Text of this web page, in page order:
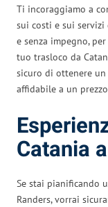
Ti incoraggiamo a
sui costi e sui
e senza impegno,
tuo trasloco da
sicuro di ottenere
affidabile a un
Catania
Se stai pianificando
Randers, vorrai